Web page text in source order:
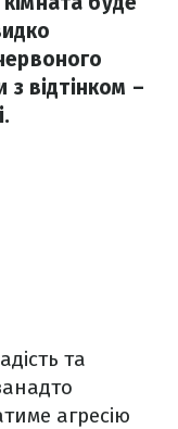
з відтінком –
та
агресію